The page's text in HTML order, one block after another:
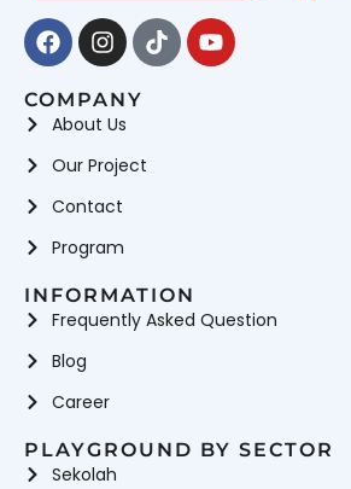
Facebook
Instagram
TiktokYoutube
COMPANY
About Us
Our Project
Contact
Program
INFORMATION
Frequently Asked Question
Blog
Career
PLAYGROUND BY SECTOR
Sekolah